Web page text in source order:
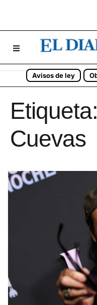
Avisos de ley
Etiqueta:
Cuevas